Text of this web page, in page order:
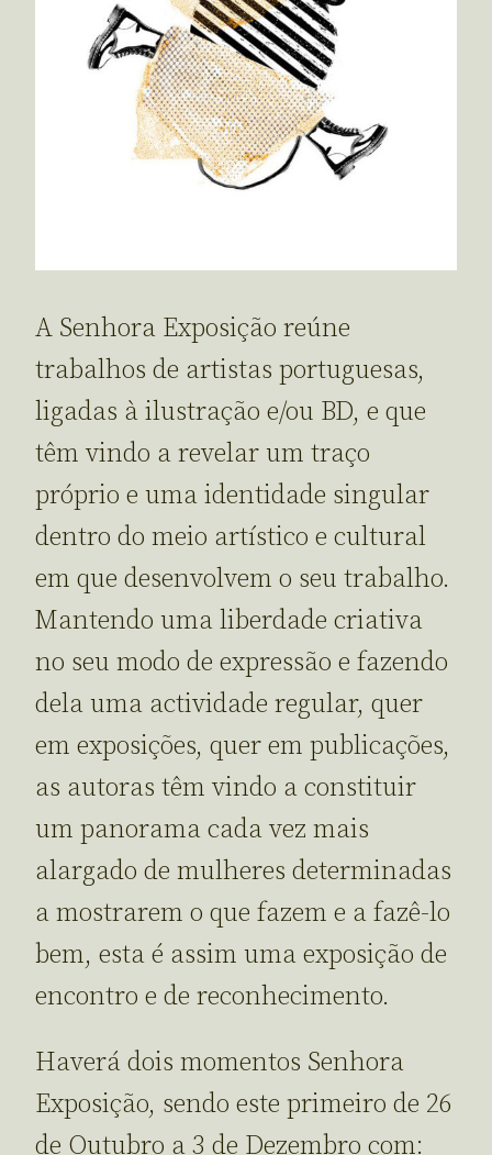
A Senhora Exposição reúne
trabalhos de artistas portuguesas,
ligadas à ilustração e/ou BD, e que
têm vindo a revelar um traço
próprio e uma identidade singular
dentro do meio artístico e cultural
em que desenvolvem o seu trabalho.
Mantendo uma liberdade criativa
no seu modo de expressão e fazendo
dela uma actividade regular, quer
em exposições, quer em publicações,
as autoras têm vindo a constituir
um panorama cada vez mais
alargado de mulheres determinadas
a mostrarem o que fazem e a fazê-lo
bem, esta é assim uma exposição de
encontro e de reconhecimento.
Haverá dois momentos Senhora
Exposição, sendo este primeiro de 26
de Outubro a 3 de Dezembro com: